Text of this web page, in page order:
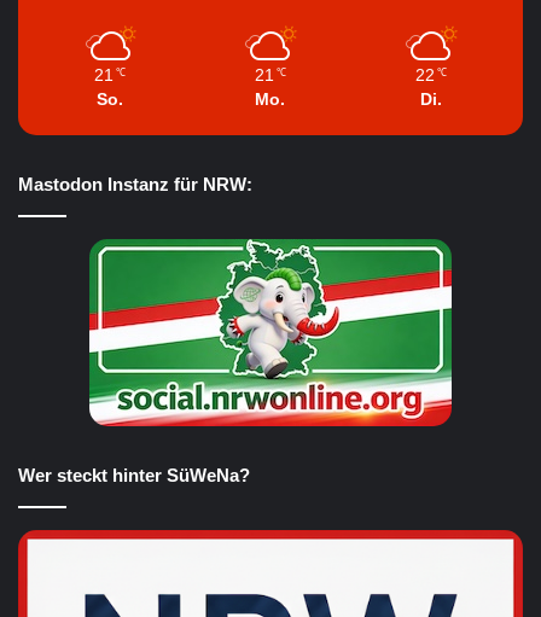
21 ℃
So.
21 ℃
Mo.
22 ℃
Di.
Mastodon Instanz für NRW:
Wer steckt hinter SüWeNa?